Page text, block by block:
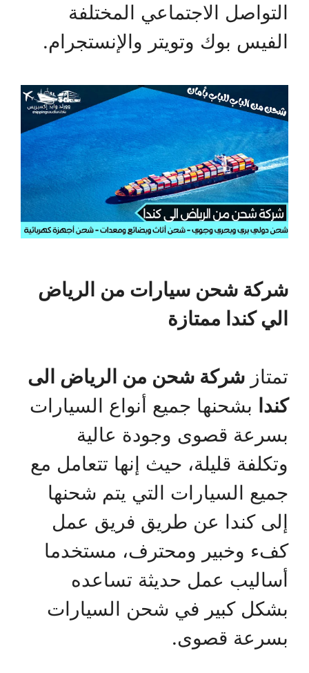
التواصل الاجتماعي المختلفة
الفيس بوك وتويتر والإنستجرام.
شركة شحن سيارات من الرياض
الي كندا ممتازة
تمتاز شركة شحن من الرياض الى
كندا بشحنها جميع أنواع السيارات
بسرعة قصوى وجودة عالية
وتكلفة قليلة، حيث إنها تتعامل مع
جميع السيارات التي يتم شحنها
إلى كندا عن طريق فريق عمل
كفء وخبير ومحترف، مستخدما
أساليب عمل حديثة تساعده
بشكل كبير في شحن السيارات
بسرعة قصوى.